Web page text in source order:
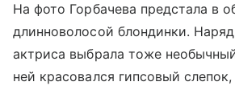
На фото Горбачева предстала в
длинноволосой блондинки.
актриса выбрала тоже
ней красовался гипсовый